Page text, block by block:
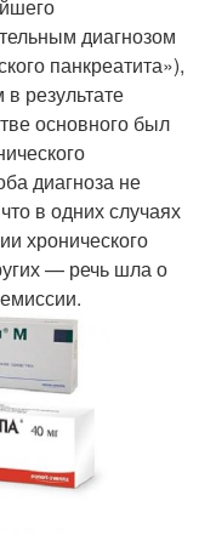
диагнозом
панкреатита»),
результате
основного был
диагноза не
в одних случаях
хронического
— речь шла о